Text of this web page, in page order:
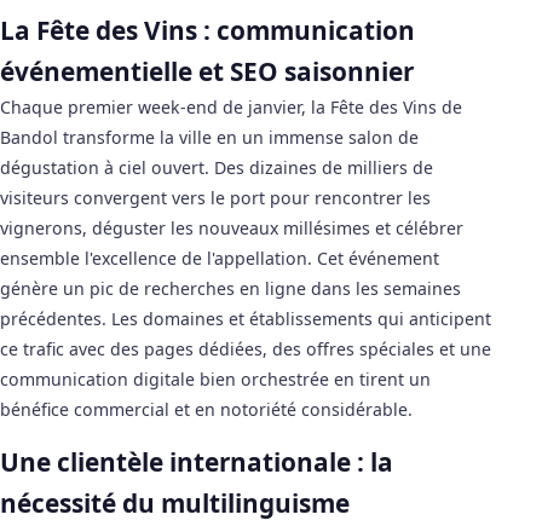
La Fête des Vins : communication
événementielle et SEO saisonnier
Chaque premier week-end de janvier, la Fête des Vins de
Bandol transforme la ville en un immense salon de
dégustation à ciel ouvert. Des dizaines de milliers de
visiteurs convergent vers le port pour rencontrer les
vignerons, déguster les nouveaux millésimes et célébrer
ensemble l'excellence de l'appellation. Cet événement
génère un pic de recherches en ligne dans les semaines
précédentes. Les domaines et établissements qui anticipent
ce trafic avec des pages dédiées, des offres spéciales et une
communication digitale bien orchestrée en tirent un
bénéfice commercial et en notoriété considérable.
Une clientèle internationale : la
nécessité du multilinguisme